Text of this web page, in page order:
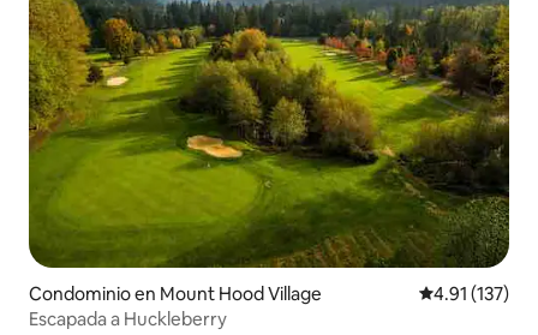
Condominio en Mount Hood Village Calificación
4.91 (137)
Escapada a Huckleberry